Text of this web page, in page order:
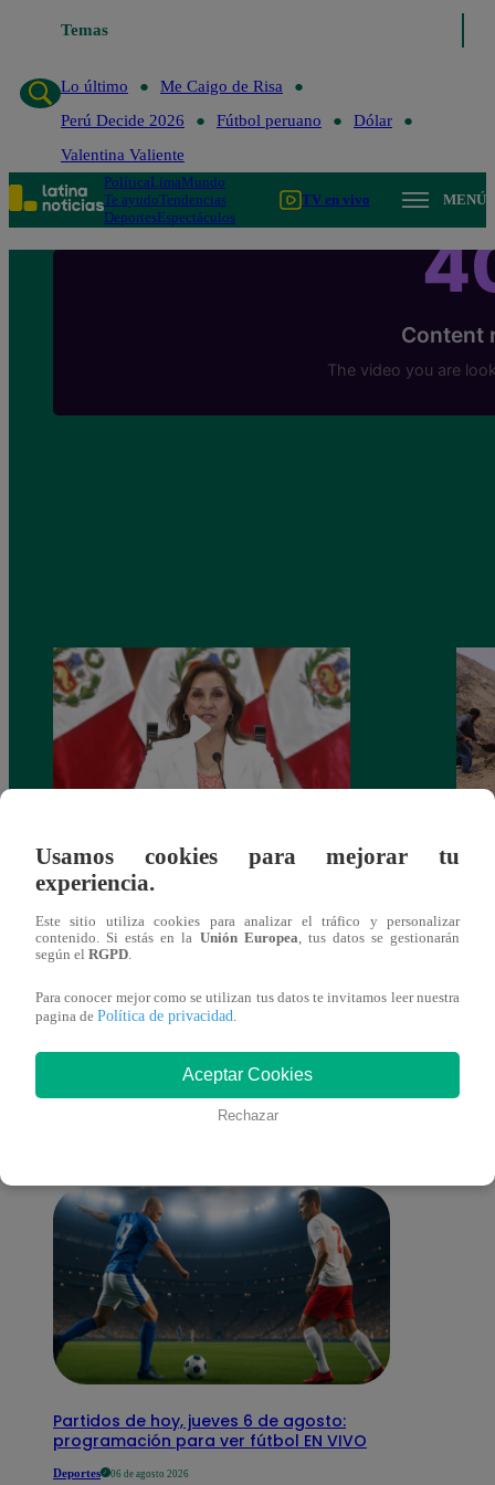
Temas
Lo último
Me Caigo de Risa
Perú Decide 2026
Fútbol peruano
Dólar
Valentina Valiente
PolíticaLimaMundo
Te ayudoTendencias
DeportesEspectáculos
TV en vivo MENÚ
Congreso: proponen que el aumento del
salario presidencial se aplique desde 2026
Las
También te puede
interesar
Partidos de hoy, jueves 6 de agosto:
programación para ver fútbol EN VIVO
Deportes 06 de agosto 2026
Usamos cookies para mejorar tu
experiencia.
Este sitio utiliza cookies para analizar el tráfico y personalizar
contenido. Si estás en la Unión Europea, tus datos se gestionarán
según el RGPD.
Para conocer mejor como se utilizan tus datos te invitamos leer nuestra
pagina de Política de privacidad.
Aceptar Cookies
Rechazar